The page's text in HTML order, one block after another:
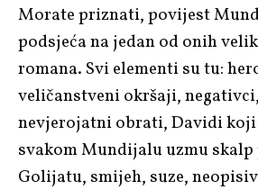
Morate priznati, povijest
podsjeća na jedan od onih
romana. Svi elementi su tu:
veličanstveni okršaji,
nevjerojatni obrati, Davidi koji
svakom Mundijalu uzmu skalp
Golijatu, smijeh, suze,